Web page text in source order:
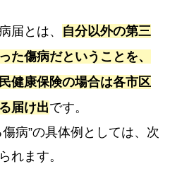
届とは、 自分以外の第三
た傷病だということを、
健康保険の場合は各市区
届け出です。
病”の具体例としては、次
れます。